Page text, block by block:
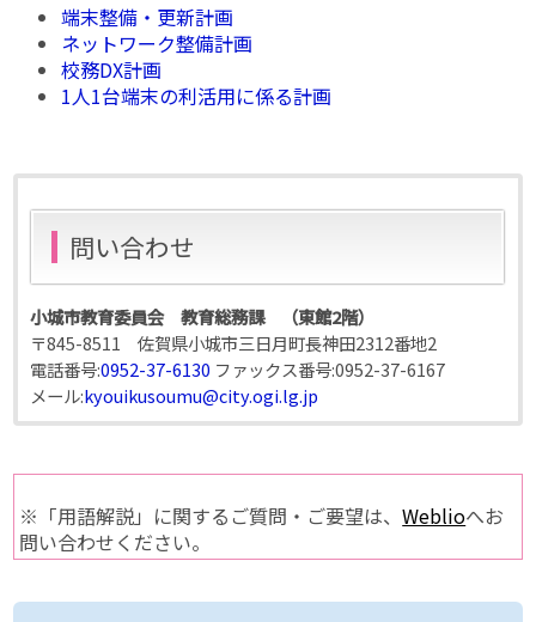
端末整備・更新計画
ネットワーク整備計画
校務DX計画
1人1台端末の利活用に係る計画
問い合わせ
小城市教育委員会 教育総務課 （東館2階）
〒845-8511 佐賀県小城市三日月町長神田2312番地2
電話番号:0952-37-6130 ファックス番号:0952-37-6167
メール:kyouikusoumu@city.ogi.lg.jp
※「用語解説」に関するご質問・ご要望は、Weblioへお
問い合わせください。